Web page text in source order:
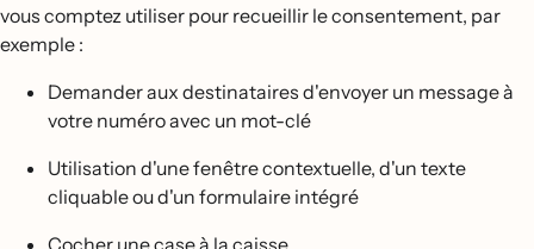
vous comptez utiliser pour recueillir le consentement, par
exemple :
Demander aux destinataires d'envoyer un message à
votre numéro avec un mot-clé
Utilisation d'une fenêtre contextuelle, d'un texte
cliquable ou d'un formulaire intégré
Cocher une case à la caisse